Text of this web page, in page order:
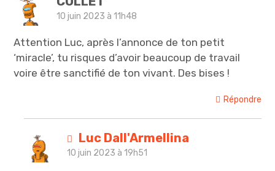
10 juin 2023 à 11h48
Attention Luc, après l’annonce de ton petit
‘miracle’, tu risques d’avoir beaucoup de travail
voire être sanctifié de ton vivant. Des bises !
Répondre
Luc Dall'Armellina
10 juin 2023 à 19h51